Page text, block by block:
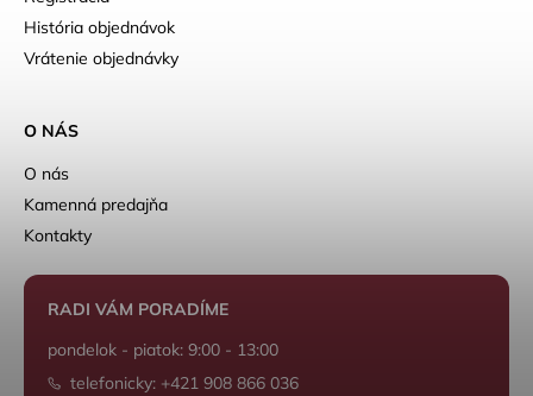
História objednávok
Vrátenie objednávky
O NÁS
O nás
Kamenná predajňa
Kontakty
RADI VÁM PORADÍME
pondelok - piatok: 9:00 - 13:00
telefonicky: +421 908 866 036